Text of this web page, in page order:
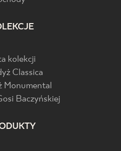
kolekcji
Classica
Monumental
Baczyńskiej